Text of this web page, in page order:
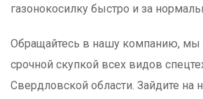
газонокосилку быстро и за
Обращайтесь в нашу компанию, мы
срочной скупкой всех видов
Свердловской области. Зайдите на